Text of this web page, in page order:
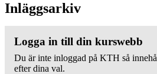
Inläggsarkiv
Logga in till din kurswebb
Du är inte inloggad på KTH så
efter dina val.